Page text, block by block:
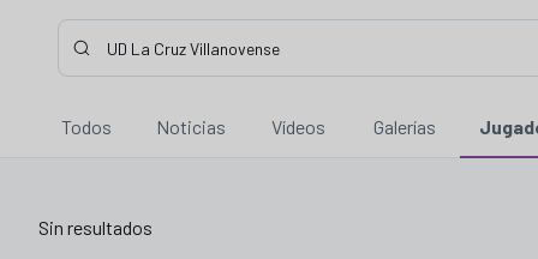
Introduce tu búsqueda, espera unos instantes y te
Todos Noticias Vídeos Galerías
Sin resultados